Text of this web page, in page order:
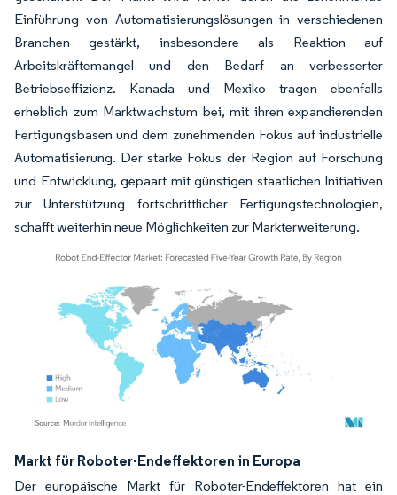
Einführung von Automatisierungslösungen in verschiedenen
Branchen gestärkt, insbesondere als Reaktion auf
Arbeitskräftemangel und den Bedarf an verbesserter
Betriebseffizienz. Kanada und Mexiko tragen ebenfalls
erheblich zum Marktwachstum bei, mit ihren expandierenden
Fertigungsbasen und dem zunehmenden Fokus auf industrielle
Automatisierung. Der starke Fokus der Region auf Forschung
und Entwicklung, gepaart mit günstigen staatlichen Initiativen
zur Unterstützung fortschrittlicher Fertigungstechnologien,
schafft weiterhin neue Möglichkeiten zur Markterweiterung.
Bild © Mordor Intelligence. Wiederverwendung erfordert Namensnennung gemäß
Markt für Roboter-Endeffektoren in Europa
Der europäische Markt für Roboter-Endeffektoren hat ein